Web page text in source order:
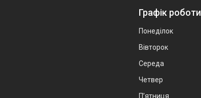
Графік роботи
Понеділок
Вівторок
Середа
Четвер
Пʼятниця